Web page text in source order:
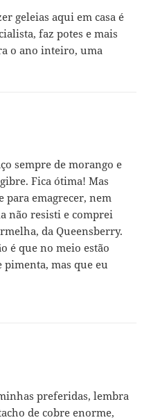
geleias aqui em casa é
faz potes e mais
o ano inteiro, uma
sempre de morango e
Fica ótima! Mas
para emagrecer, nem
não resisti e comprei
da Queensberry.
é que no meio estão
mas que eu
preferidas, lembra
de cobre enorme,